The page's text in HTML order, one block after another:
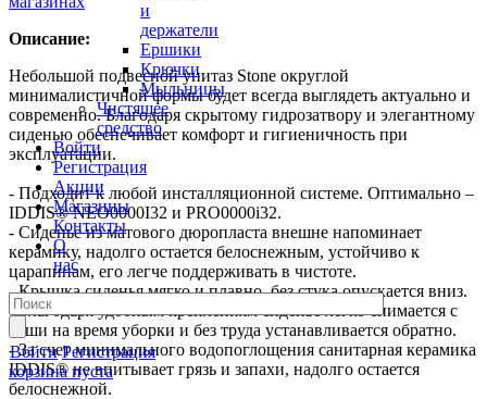
и
держатели
Ершики
Крючки
Мыльницы
Чистящее
средство
Войти
Регистрация
Акции
Магазины
Контакты
О
нас
Войти Регистрация
корзина пуста
Описание:
Небольшой подвесной унитаз Stone округлой
минималистичной формы будет всегда выглядеть актуально и
современно. Благодаря скрытому гидрозатвору и элегантному
сиденью обеспечивает комфорт и гигиеничность при
эксплуатации.
- Подходит к любой инсталляционной системе. Оптимально –
IDDIS® NEO0000I32 и PRO0000i32.
- Сиденье из матового дюропласта внешне напоминает
керамику, надолго остается белоснежным, устойчиво к
царапинам, его легче поддерживать в чистоте.
- Крышка сиденья мягко и плавно, без стука опускается вниз.
- Благодаря удобным креплениям сиденье легко снимается с
чаши на время уборки и без труда устанавливается обратно.
- За счет минимального водопоглощения санитарная керамика
IDDIS® не впитывает грязь и запахи, надолго остается
белоснежной.